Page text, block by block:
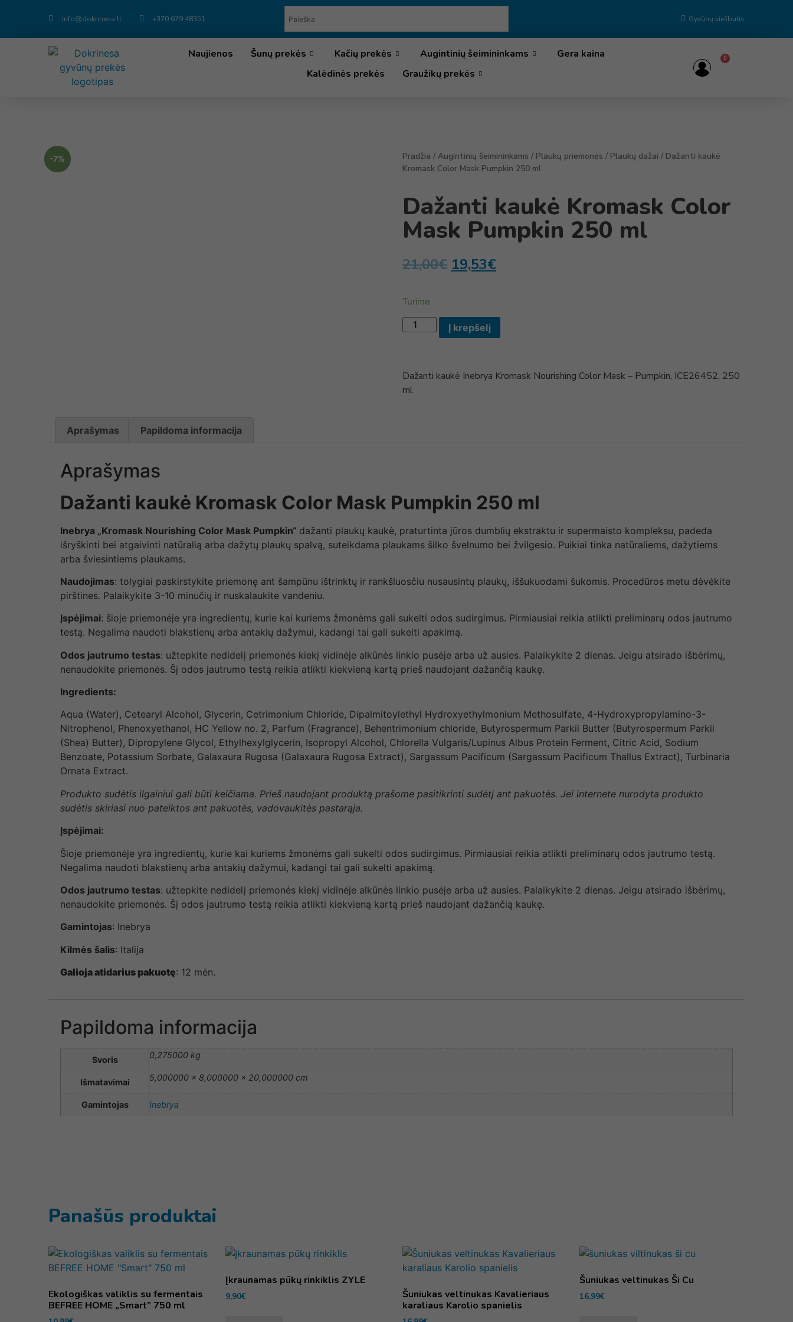
info@dokrinesa.lt +370 679 48351 Gyvūnų viešbutis
Naujienos Šunų prekės Kačių prekės Augintinių šeimininkams
Gera kaina
Kalėdinės prekės
Graužikų prekės
0
-7% Pradžia / Augintinių šeimininkams / Plaukų priemonės / Plaukų dažai / Dažanti kaukė
Kromask Color Mask Pumpkin 250 ml
Dažanti kaukė Kromask Color
Mask Pumpkin 250 ml
21,00€ 19,53€
Turime
Į krepšelį
Dažanti kaukė Inebrya Kromask Nourishing Color Mask – Pumpkin, ICE26452, 250
ml
Aprašymas Papildoma informacija
Aprašymas
Dažanti kaukė Kromask Color Mask Pumpkin 250 ml
Inebrya „Kromask Nourishing Color Mask Pumpkin“ dažanti plaukų kaukė, praturtinta jūros dumblių ekstraktu ir supermaisto kompleksu, padeda
išryškinti bei atgaivinti natūralią arba dažytų plaukų spalvą, suteikdama plaukams šilko švelnumo bei žvilgesio. Puikiai tinka natūraliems, dažytiems
arba šviesintiems plaukams.
Naudojimas: tolygiai paskirstykite priemonę ant šampūnu ištrinktų ir rankšluosčiu nusausintų plaukų, iššukuodami šukomis. Procedūros metu dėvėkite
pirštines. Palaikykite 3-10 minučių ir nuskalaukite vandeniu.
Įspėjimai: šioje priemonėje yra ingredientų, kurie kai kuriems žmonėms gali sukelti odos sudirgimus. Pirmiausiai reikia atlikti preliminarų odos jautrumo
testą. Negalima naudoti blakstienų arba antakių dažymui, kadangi tai gali sukelti apakimą.
Odos jautrumo testas: užtepkite nedidelį priemonės kiekį vidinėje alkūnės linkio pusėje arba už ausies. Palaikykite 2 dienas. Jeigu atsirado išbėrimų,
nenaudokite priemonės. Šį odos jautrumo testą reikia atlikti kiekvieną kartą prieš naudojant dažančią kaukę.
Ingredients:
Aqua (Water), Cetearyl Alcohol, Glycerin, Cetrimonium Chloride, Dipalmitoylethyl Hydroxyethylmonium Methosulfate, 4-Hydroxypropylamino-3-
Nitrophenol, Phenoxyethanol, HC Yellow no. 2, Parfum (Fragrance), Behentrimonium chloride, Butyrospermum Parkii Butter (Butyrospermum Parkii
(Shea) Butter), Dipropylene Glycol, Ethylhexylglycerin, Isopropyl Alcohol, Chlorella Vulgaris/Lupinus Albus Protein Ferment, Citric Acid, Sodium
Benzoate, Potassium Sorbate, Galaxaura Rugosa (Galaxaura Rugosa Extract), Sargassum Pacificum (Sargassum Pacificum Thallus Extract), Turbinaria
Ornata Extract.
Produkto sudėtis ilgainiui gali būti keičiama. Prieš naudojant produktą prašome pasitikrinti sudėtį ant pakuotės. Jei internete nurodyta produkto
sudėtis skiriasi nuo pateiktos ant pakuotės, vadovaukitės pastarąja.
Įspėjimai:
Šioje priemonėje yra ingredientų, kurie kai kuriems žmonėms gali sukelti odos sudirgimus. Pirmiausiai reikia atlikti preliminarų odos jautrumo testą.
Negalima naudoti blakstienų arba antakių dažymui, kadangi tai gali sukelti apakimą.
Odos jautrumo testas: užtepkite nedidelį priemonės kiekį vidinėje alkūnės linkio pusėje arba už ausies. Palaikykite 2 dienas. Jeigu atsirado išbėrimų,
nenaudokite priemonės. Šį odos jautrumo testą reikia atlikti kiekvieną kartą prieš naudojant dažančią kaukę.
Gamintojas: Inebrya
Kilmės šalis: Italija
Galioja atidarius pakuotę: 12 mėn.
Papildoma informacija
Svoris 0,275000 kg
Išmatavimai 5,000000 × 8,000000 × 20,000000 cm
Gamintojas Inebrya
Panašūs produktai
Ekologiškas valiklis su fermentais
BEFREE HOME „Smart” 750 ml
Įkraunamas pūkų rinkiklis ZYLE
9,90€
Šuniukas veltinukas Kavalieriaus
karaliaus Karolio spanielis
Šuniukas veltinukas Ši Cu
16,99€